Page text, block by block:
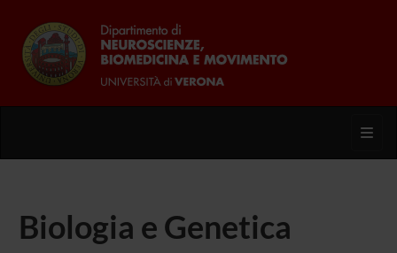
Biologia e Genetica